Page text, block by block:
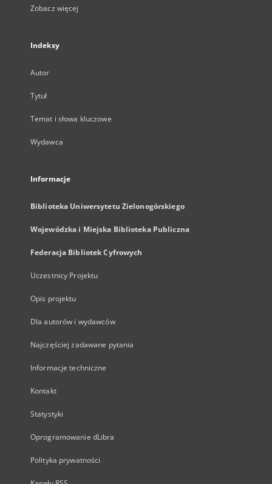
Zobacz więcej
Indeksy
Autor
Tytuł
Temat i słowa kluczowe
Wydawca
Informacje
Biblioteka Uniwersytetu Zielonogórskiego
Wojewódzka i Miejska Biblioteka Publiczna
Federacja Bibliotek Cyfrowych
Uczestnicy Projektu
Opis projektu
Dla autorów i wydawców
Najczęściej zadawane pytania
Informacje techniczne
Kontakt
Statystyki
Oprogramowanie dLibra
Polityka prywatności